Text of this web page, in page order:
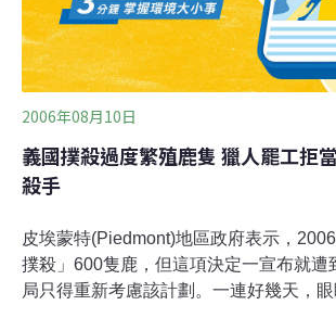
2006年08月10日
義國撲殺過度繁殖鹿隻 獵人罷工拒
殺手
皮埃蒙特(Piedmont)地區政府表示，
撲殺」600隻鹿，但這項決定一宣布就遭
局只得重新考慮該計劃。一連好幾天，